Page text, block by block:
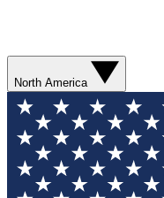
North America